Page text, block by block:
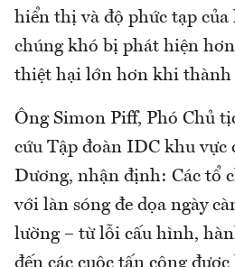
hiển thị và độ phức tạp
chúng khó bị phát hiện
thiệt hại lớn hơn khi thành
Ông Simon Piff, Phó Chủ
cứu Tập đoàn IDC khu
Dương, nhận định: Các tổ
với làn sóng đe dọa ngày
lường – từ lỗi cấu hình,